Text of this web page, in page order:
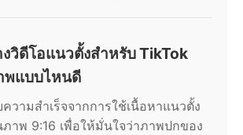
วิดีโอแนวตั้งสำหรับ TikTok
พแบบไหนดี
วามสำเร็จจากการใช้เนื้อหาแนวตั้ง
ภาพ 9:16 เพื่อให้มั่นใจว่าภาพปกของ